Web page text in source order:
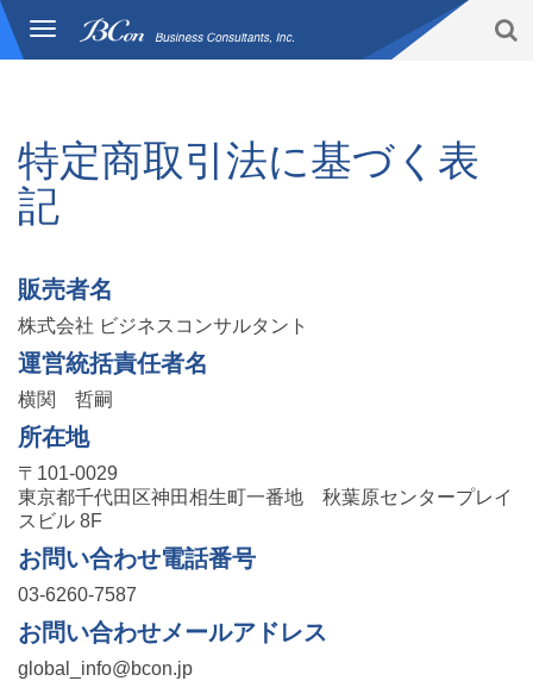
Toggle
BCon
Inc
特定商取引法に基づく表
記
販売者名
株式会社 ビジネスコンサルタント
運営統括責任者名
横関 哲嗣
所在地
〒101-0029
東京都千代田区神田相生町一番地 秋葉原センタープレイ
スビル 8F
お問い合わせ電話番号
03-6260-7587
お問い合わせメールアドレス
global_info@bcon.jp